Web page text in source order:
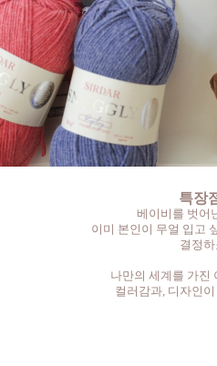
특장
베이비를 벗어
이미 본인이 무얼 입고
결정하
나만의 세계를 가진
컬러감과, 디자인